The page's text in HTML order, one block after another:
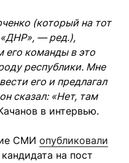
(который на тот
«ДНР», — ред.),
его команды в это
республики. Мне
его и предлагал
сказал: «Нет, там
в интервью.
СМИ опубликовали
на пост